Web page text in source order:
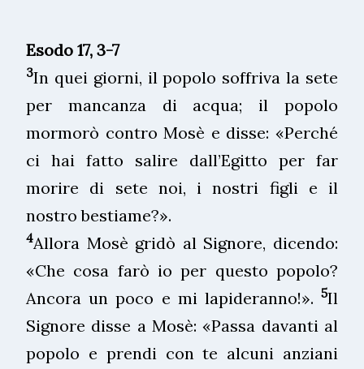
Esodo 17, 3-7
3In quei giorni, il popolo soffriva la sete
per mancanza di acqua; il popolo
mormorò contro Mosè e disse: «Perché
ci hai fatto salire dall’Egitto per far
morire di sete noi, i nostri figli e il
nostro bestiame?».
4Allora Mosè gridò al Signore, dicendo:
«Che cosa farò io per questo popolo?
Ancora un poco e mi lapideranno!». 5Il
Signore disse a Mosè: «Passa davanti al
popolo e prendi con te alcuni anziani